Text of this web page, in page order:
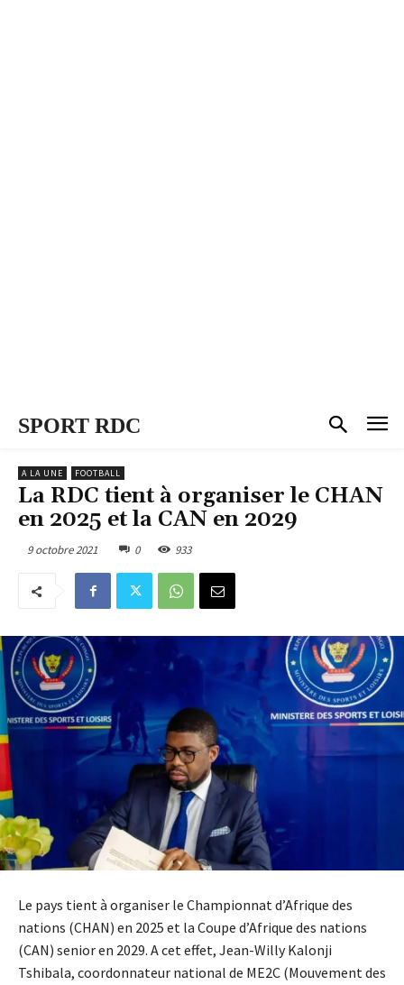
SPORT RDC
A LA UNE FOOTBALL
La RDC tient à organiser le CHAN
en 2025 et la CAN en 2029
9 octobre 2021 0 933
Le pays tient à organiser le Championnat d’Afrique des
nations (CHAN) en 2025 et la Coupe d’Afrique des nations
(CAN) senior en 2029. A cet effet, Jean-Willy Kalonji
Tshibala, coordonnateur national de ME2C (Mouvement des